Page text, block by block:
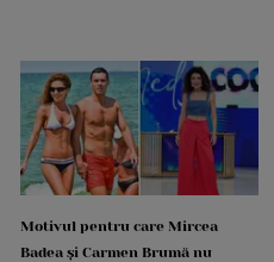
Motivul pentru care Mircea
Badea și Carmen Brumă nu